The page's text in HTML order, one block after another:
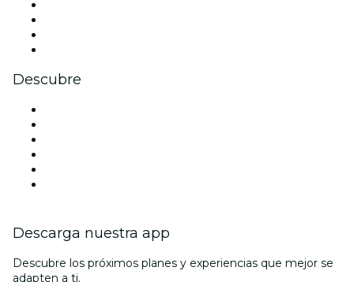
Descubre
Descarga nuestra app
Descubre los próximos planes y experiencias que mejor se
adapten a ti.